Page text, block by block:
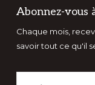
Abonnez-vous
Chaque mois,
savoir tout ce qu'il